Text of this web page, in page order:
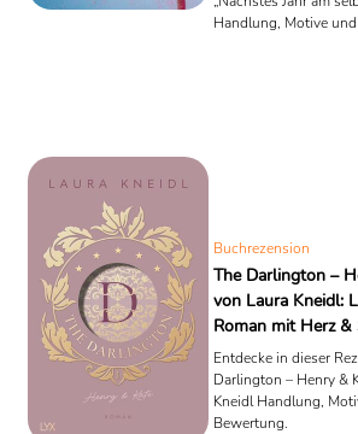
Handlung, Motive
Buchrezension
The Darlington –
von Laura Kneidl:
Roman mit Herz &
Entdecke in dieser
Darlington – Henry &
Kneidl Handlung,
Bewertung.